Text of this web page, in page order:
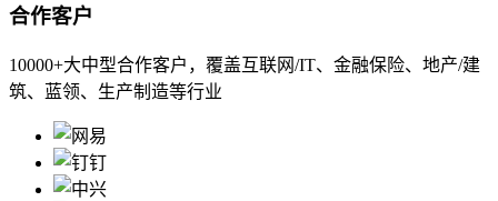
合作客户
10000+大中型合作客户，覆盖互联网/IT、金融保险、地产/建
筑、蓝领、生产制造等行业